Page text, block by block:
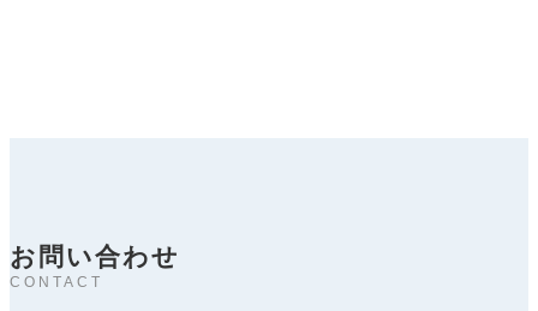
お問い合わせ
CONTACT